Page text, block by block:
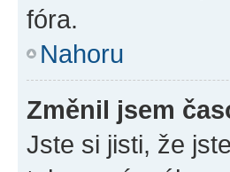
fóra.
Nahoru
Změnil jsem
Jste si jisti, že